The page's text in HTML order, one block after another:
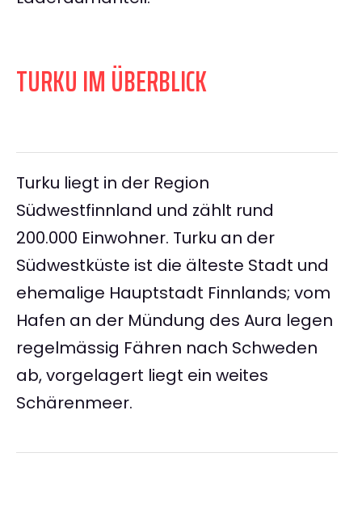
TURKU IM ÜBERBLICK
Turku liegt in der Region
Südwestfinnland und zählt rund
200.000 Einwohner. Turku an der
Südwestküste ist die älteste Stadt und
ehemalige Hauptstadt Finnlands; vom
Hafen an der Mündung des Aura legen
regelmässig Fähren nach Schweden
ab, vorgelagert liegt ein weites
Schärenmeer.